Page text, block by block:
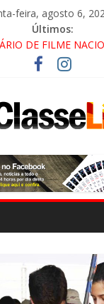
feira, agosto 6,
Últimos:
DE FILME
NA DUTRA SERÁ
E
COLA!